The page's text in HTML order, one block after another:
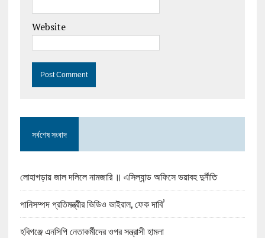
Website
সর্বশেষ সংবাদ
লোহাগড়ায় জাল দলিলে নামজারি ॥ এসিল্যান্ড অফিসে ভয়াবহ দুর্নীতি
পানিসম্পদ প্রতিমন্ত্রীর ভিডিও ভাইরাল, ফেক দাবি’
হবিগঞ্জে এনসিপি নেতাকর্মীদের ওপর সন্ত্রাসী হামলা